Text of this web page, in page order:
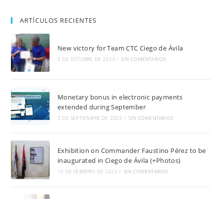
ARTÍCULOS RECIENTES
New victory for Team CTC Ciego de Ávila
5 DE OCTUBRE DE 2023 / SIN COMENTARIOS
Monetary bonus in electronic payments
extended during September
3 DE SEPTIEMBRE DE 2023 / SIN COMENTARIOS
Exhibition on Commander Faustino Pérez to be
inaugurated in Ciego de Ávila (+Photos)
15 DE FEBRERO DE 2023 / SIN COMENTARIOS